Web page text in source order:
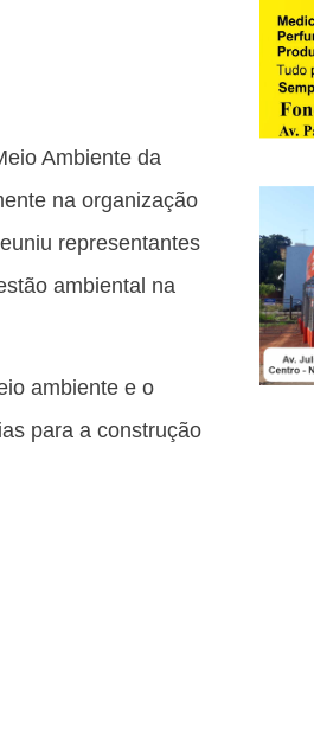
Ambiente da
na organização
representantes
ambiental na
ambiente e o
para a construção